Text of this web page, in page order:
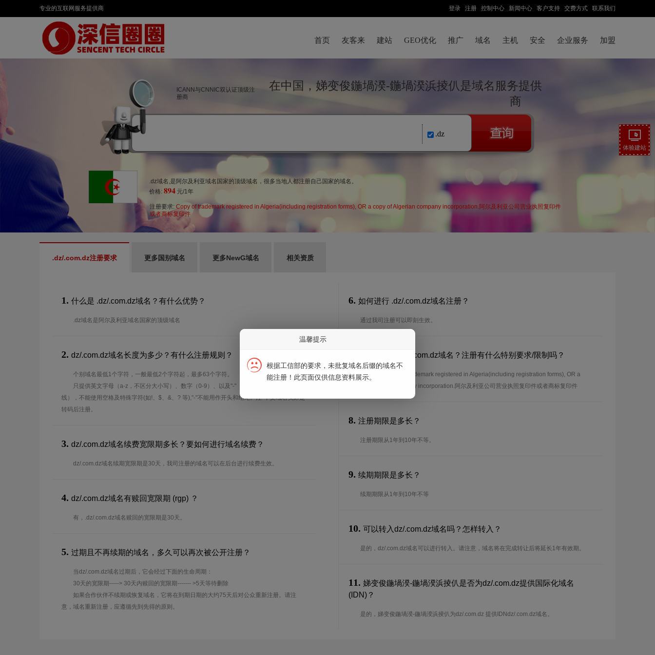
专业的互联网服务提供商 登录 注册 控制中心 新闻中心 客户支持 交费方式 联系我们
首页 友客来 建站 GEO优化 推广 域名 主机 安全 企业服务 加盟
ICANN与CNNIC双认证顶级注
册商
在中国，娣变俊鍦堝湀-鍦堝湀浜掕仈是域名服务提供
商
.dz
.dz域名,是阿尔及利亚域名国家的顶级域名，很多当地人都注册自己国家的域名。
价格: 894 元/1年
注册要求: Copy of trademark registered in Algeria(including registration forms), OR a copy of Algerian company incorporation.阿尔及利亚公司营业执照复印件
或者商标复印件
.dz/.com.dz注册要求 更多国别域名 更多NewG域名 相关资质
1. 什么是 .dz/.com.dz域名？有什么优势？
.dz域名是阿尔及利亚域名国家的顶级域名
2. dz/.com.dz域名长度为多少？有什么注册规则？
个别域名最低1个字符，一般最低2个字符起，最多63个字符。
只提供英文字母（a-z，不区分大小写）、数字（0-9）、以及"-"（英文中的连词号，即中横
线），不能使用空格及特殊字符(如!、$、&、? 等),"-"不能用作开头和结尾。注*中文域名实际是
转码后注册。
3. dz/.com.dz域名续费宽限期多长？要如何进行域名续费？
dz/.com.dz域名续期宽限期是30天，我司注册的域名可以在后台进行续费生效。
4. dz/.com.dz域名有赎回宽限期 (rgp) ？
有，.dz/.com.dz域名赎回的宽限期是30天。
5. 过期且不再续期的域名，多久可以再次被公开注册？
当dz/.com.dz域名过期后，它会经过下面的生命周期：
30天的宽限期-----> 30天内赎回的宽限期------- >5天等待删除
如果合作伙伴不续期或恢复域名，它将在到期日期的大约75天后对公众重新注册。请注
意，域名重新注册，应遵循先到先得的原则。
6. 如何进行 .dz/.com.dz域名注册？
通过我司注册可以即刻生效。
谁可以注册 .dz/.com.dz域名？注册有什么特别要求/限制吗？
特殊要求:Copy of trademark registered in Algeria(including registration forms), OR a
copy of Algerian company incorporation.阿尔及利亚公司营业执照复印件或者商标复印件
8. 注册期限是多长？
注册期限从1年到10年不等。
9. 续期期限是多长？
续期期限从1年到10年不等
10. 可以转入dz/.com.dz域名吗？怎样转入？
是的，dz/.com.dz域名可以进行转入。请注意，域名将在完成转让后将延长1年有效期。
11. 娣变俊鍦堝湀-鍦堝湀浜掕仈是否为dz/.com.dz提供国际化域名
(IDN)？
是的，娣变俊鍦堝湀-鍦堝湀浜掕仈为dz/.com.dz 提供IDNdz/.com.dz域名。
体验建站
温馨提示
根据工信部的要求，未批复域名后缀的域名不
能注册！此页面仅供信息资料展示。